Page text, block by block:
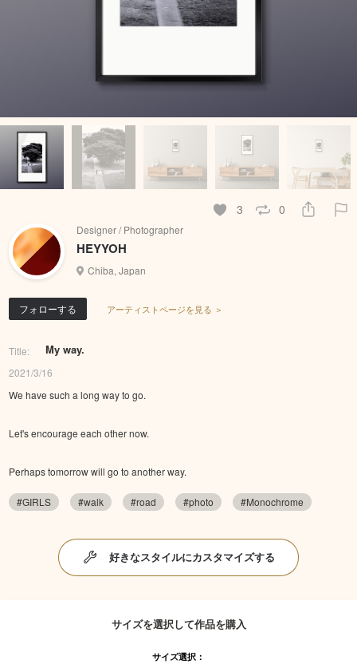
3 0
Designer / Photographer
HEYYOH
Chiba, Japan
フォローする アーティストページを見る ＞
Title: My way.
2021/3/16
We have such a long way to go.
Let's encourage each other now.
Perhaps tomorrow will go to another way.
#GIRLS #walk #road #photo #Monochrome
好きなスタイルにカスタマイズする
サイズを選択して作品を購入
サイズ選択：